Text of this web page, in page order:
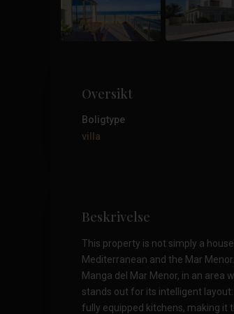
Oversikt
Boligtype
villa
Beskrivelse
This property is not simply a
Mediterranean and the Mar
Manga del Mar Menor, in an area
stands out for its intelligent
fully equipped kitchens, making it